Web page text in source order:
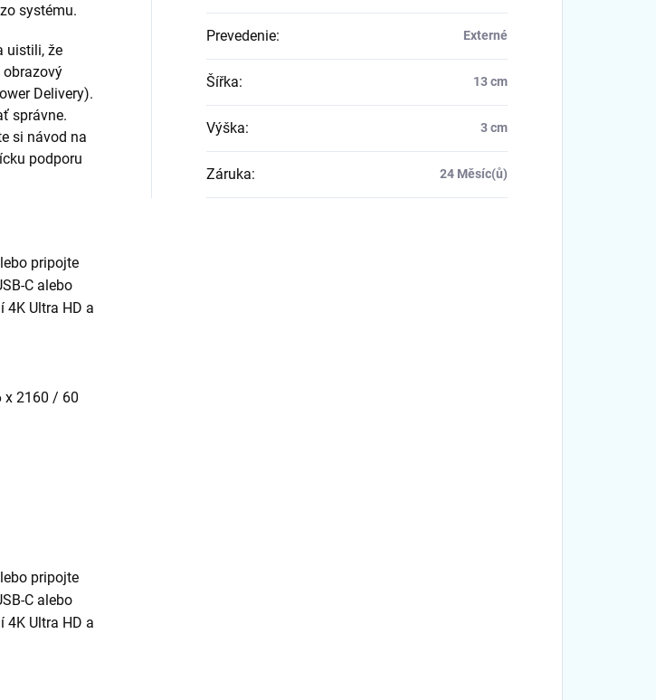
systému.
uistili, že
Delivery).
správne.
si návod na
podporu
pripojte
C alebo
4K Ultra HD a
x 2160 / 60
pripojte
C alebo
4K Ultra HD a
Prevedenie: Externé
Šířka: 13 cm
Výška: 3 cm
Záruka: 24 Měsíc(ů)